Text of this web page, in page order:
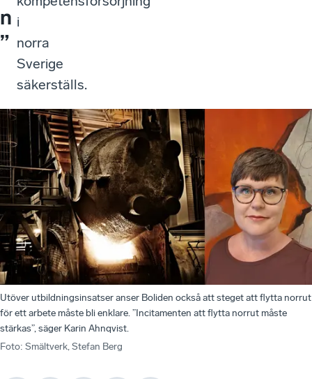
n
”
i
norra
Sverige
säkerställs.
Utöver utbildningsinsatser anser Boliden också att steget att flytta norrut
för ett arbete måste bli enklare. ”Incitamenten att flytta norrut måste
stärkas”, säger Karin Ahnqvist.
Foto: Smältverk, Stefan Berg